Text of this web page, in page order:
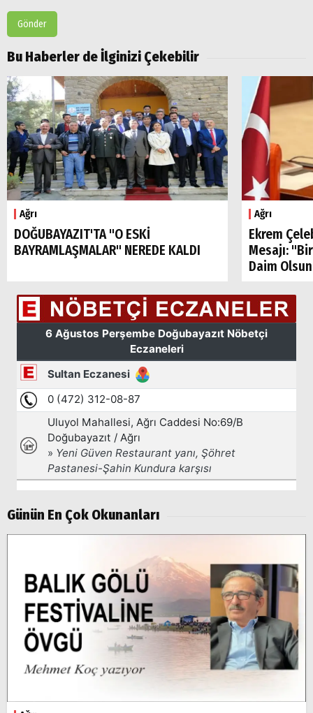
Gönder
Bu Haberler de İlginizi Çekebilir
Ağrı
DOĞUBAYAZIT'TA "O ESKİ
BAYRAMLAŞMALAR" NEREDE KALDI
Ağrı
Ekrem
Mesajı:
Daim
Günün En Çok Okunanları